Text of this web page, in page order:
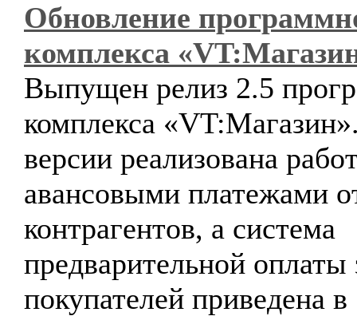
Обновление
комплекса
Выпущен релиз 2.5
комплекса
версии реализована
авансовыми платежами
контрагентов, а система
предварительной оплаты
покупателей приведена в